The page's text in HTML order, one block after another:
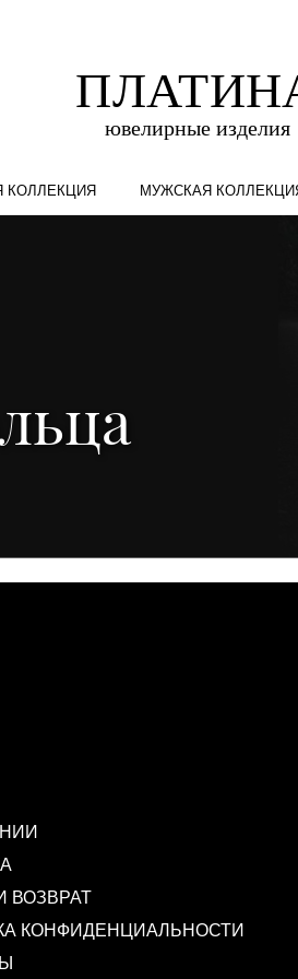
КОЛЛЕКЦИЯ МУЖСКАЯ
ВОЗВРАТ
КОНФИДЕНЦИАЛЬНОСТИ